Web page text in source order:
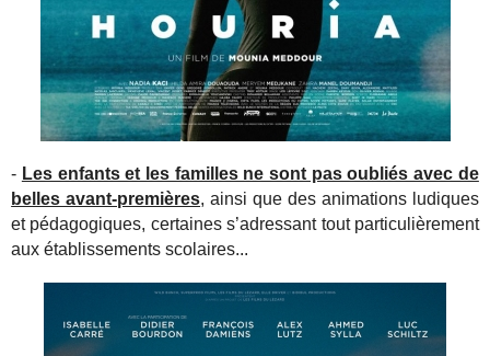
- Les enfants et les familles ne sont pas oubliés avec de
belles avant-premières, ainsi que des animations ludiques
et pédagogiques, certaines s’adressant tout particulièrement
aux établissements scolaires...